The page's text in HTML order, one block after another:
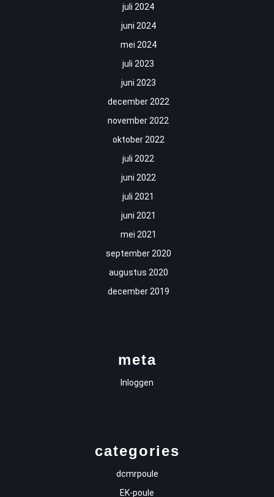
juli 2024
juni 2024
mei 2024
juli 2023
juni 2023
december 2022
november 2022
oktober 2022
juli 2022
juni 2022
juli 2021
juni 2021
mei 2021
september 2020
augustus 2020
december 2019
meta
Inloggen
categories
dcmrpoule
EK-poule